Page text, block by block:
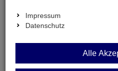
USBA-BB-
USB-Adapter USB-B-BU
Impressum
Datenschutz
Alle